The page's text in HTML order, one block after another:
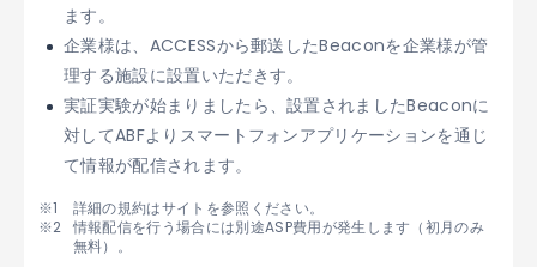
ます。
企業様は、ACCESSから郵送したBeaconを企業様が管
理する施設に設置いただきす。
実証実験が始まりましたら、設置されましたBeaconに
対してABFよりスマートフォンアプリケーションを通じ
て情報が配信されます。
詳細の規約はサイトを参照ください。
情報配信を行う場合には別途ASP費用が発生します（初月のみ
無料）。